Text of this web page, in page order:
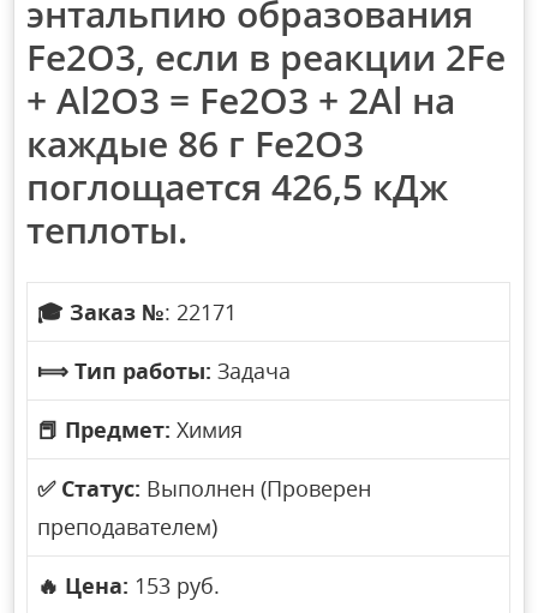
энтальпию образования
Fe2O3, если в реакции 2Fe
+ Al2O3 = Fe2O3 + 2Al на
каждые 86 г Fe2O3
поглощается 426,5 кДж
теплоты.
🎓 Заказ №: 22171
⟾ Тип работы: Задача
📕 Предмет: Химия
✅ Статус: Выполнен (Проверен
преподавателем)
🔥 Цена: 153 руб.